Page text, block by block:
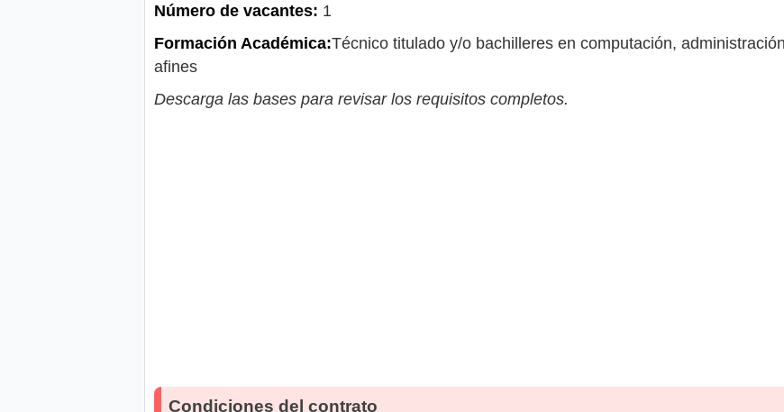
Número de vacantes: 1
Formación Académica:Técnico titulado y/o bachilleres en computación,
afines
Descarga las bases para revisar los requisitos completos.
Condiciones del contrato